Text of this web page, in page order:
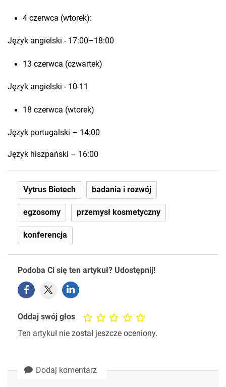
4 czerwca (wtorek):
Język angielski - 17:00–18:00
13 czerwca (czwartek)
Język angielski - 10-11
18 czerwca (wtorek)
Język portugalski – 14:00
Język hiszpański – 16:00
Vytrus Biotech badania i rozwój
egzosomy przemysł kosmetyczny
konferencja
Podoba Ci się ten artykuł? Udostępnij!
Oddaj swój głos
Ten artykuł nie został jeszcze oceniony.
Dodaj komentarz